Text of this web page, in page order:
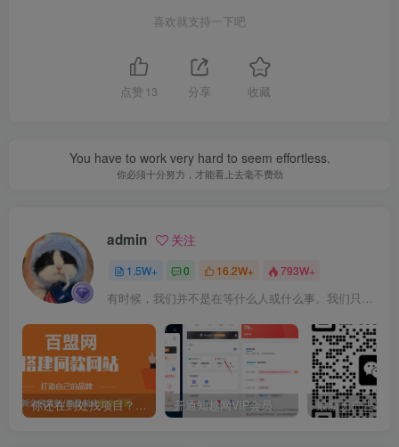
喜欢就支持一下吧
点赞 13 分享 收藏
You have to work very hard to seem effortless.
你必须十分努力，才能看上去毫不费劲
admin 关注
1.5W+ 0 16.2W+ 793W+
有时候，我们并不是在等什么人或什么事。我们只是在静待岁月改变自己
你还在到处找项目？还在当韭菜？我靠卖项目一个月收入5万+，曾经我也是个失败者。 开通知越网VIP会员，尊享全站资源免费下载，享70%的推广提成！！【限时五折优惠】